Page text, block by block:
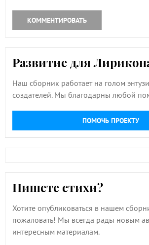
КОММЕНТИРОВАТЬ
Развитие для
Наш сборник работает на голом
создателей. Мы благодарны любой
ПОМОЧЬ ПРОЕКТУ
Пишете стихи?
Хотите опубликоваться в нашем
пожаловать! Мы всегда рады новым
интересным материалам.